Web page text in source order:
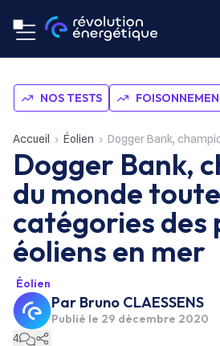
NOS TESTS
Accueil Éolien Dogger Bank, champion du monde
Dogger Bank,
du monde
catégories des
éoliens en mer
Éolien
Par Bruno CLAESSENS
Publié le 29 décembre 2020
4